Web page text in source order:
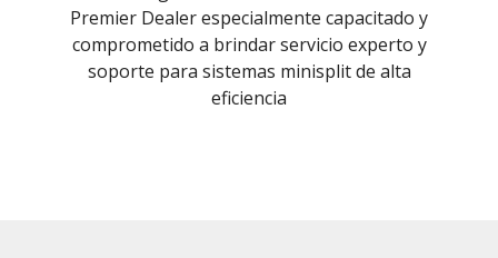
Premier Dealer especialmente capacitado y
comprometido a brindar servicio experto y
soporte para sistemas minisplit de alta
eficiencia